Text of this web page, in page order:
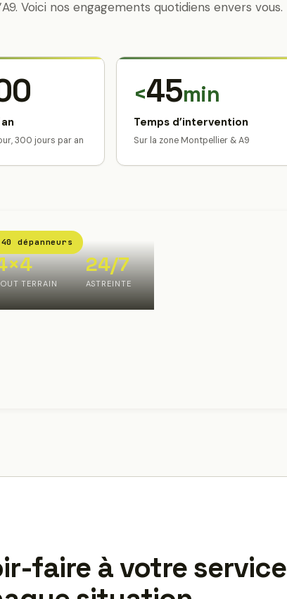
Voici nos engagements quotidiens envers vous.
300 jours par an
<45min
Temps d’intervention
Sur la zone Montpellier & A9
dépanneurs
TERRAIN
24/7
ASTREINTE
faire à votre service